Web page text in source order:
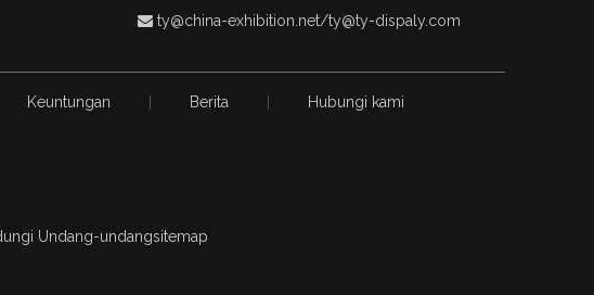
 ty@china-exhibition.net/ty@ty-dispaly.com
Keuntungan Berita Hubungi kami
Undang-undangsitemap